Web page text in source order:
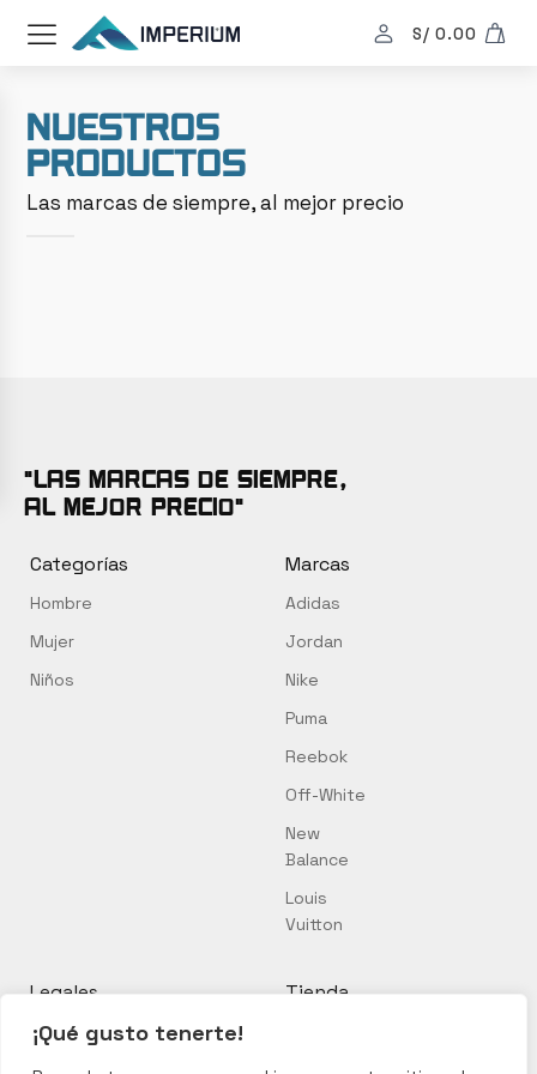
¡Qué gusto tenerte!
S/ 0.00
Nuestros
productos
Las marcas de siempre, al mejor precio
"Las marcas de siempre,
al mejor precio"
Categorías
Hombre
Mujer
Niños
Marcas
Adidas
Jordan
Nike
Puma
Reebok
Off-White
New
Balance
Louis
Vuitton
Legales
Política de cookies
Política de privacidad
Tienda